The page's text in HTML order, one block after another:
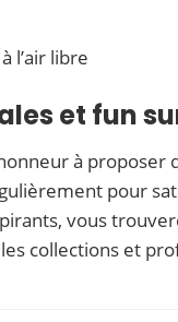
l’air libre
et fun
à
pour
vous
collections et